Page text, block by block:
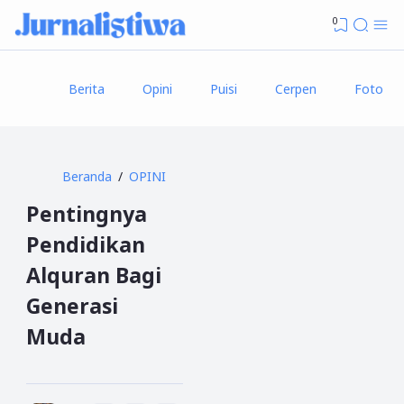
0
Berita Opini Puisi Cerpen Foto
Beranda OPINI
Pentingnya
Pendidikan
Alquran Bagi
Generasi
Muda